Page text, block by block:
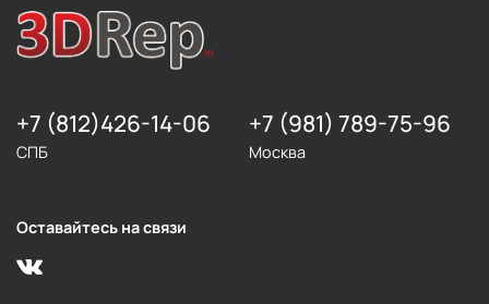
+7 (812)426-14-06
СПБ
+7 (981) 789-75-96
Москва
Оставайтесь на связи